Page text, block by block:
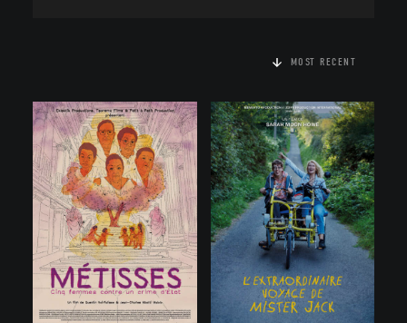
MOST RECENT